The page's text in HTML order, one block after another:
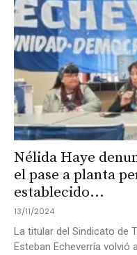
Nélida Haye
el pase a planta
establecido...
13/11/2024
La titular del Sindicato de
Esteban Echeverría volvió